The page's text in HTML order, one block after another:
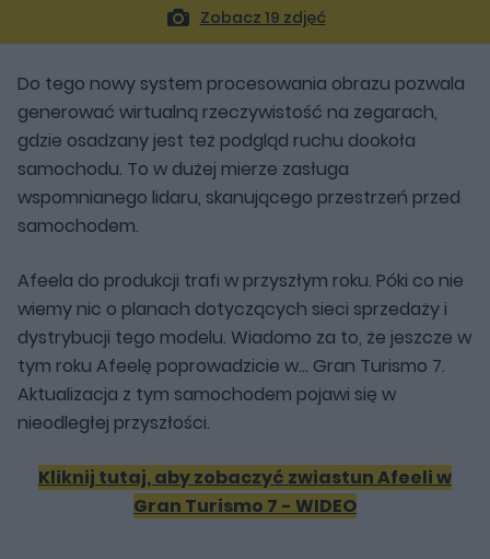
Zobacz 19 zdjęć
Do tego nowy system procesowania obrazu pozwala
generować wirtualną rzeczywistość na zegarach,
gdzie osadzany jest też podgląd ruchu dookoła
samochodu. To w dużej mierze zasługa
wspomnianego lidaru, skanującego przestrzeń przed
samochodem.
Afeela do produkcji trafi w przyszłym roku. Póki co nie
wiemy nic o planach dotyczących sieci sprzedaży i
dystrybucji tego modelu. Wiadomo za to, że jeszcze w
tym roku Afeelę poprowadzicie w... Gran Turismo 7.
Aktualizacja z tym samochodem pojawi się w
nieodległej przyszłości.
Kliknij tutaj, aby zobaczyć zwiastun Afeeli w
Gran Turismo 7 - WIDEO